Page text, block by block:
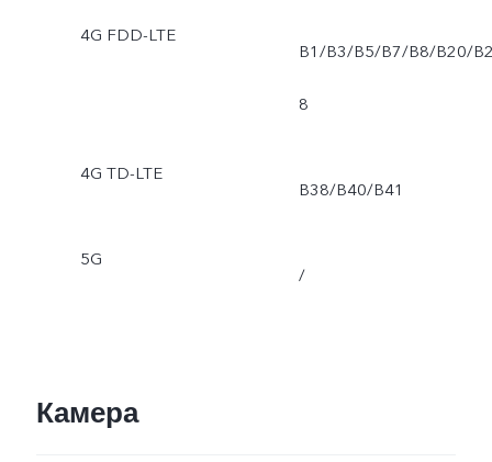
4G FDD-LTE
B1/B3/B5/B7/B8/B20/
8
4G TD-LTE
B38/B40/B41
5G
/
Камера